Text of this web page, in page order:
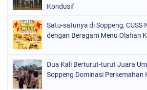
POLRI
SOPPENG
SULSEL
Kondusif
Satu-satunya di Soppeng, CUSS
dengan Beragam Menu Olahan
Dua Kali Berturut-turut Juara
Soppeng Dominasi Perkemahan